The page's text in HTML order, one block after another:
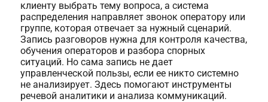
клиенту выбрать тему вопроса, а система
распределения направляет звонок оператору или
группе, которая отвечает за нужный сценарий.
Запись разговоров нужна для контроля качества,
обучения операторов и разбора спорных
ситуаций. Но сама запись не дает
управленческой пользы, если ее никто системно
не анализирует. Здесь помогают инструменты
речевой аналитики и анализа коммуникаций.